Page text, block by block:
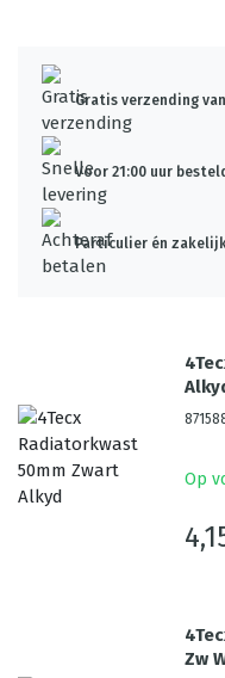
Gratis verzending
Voor 21:00 uur
Particulier én
Op
Zw